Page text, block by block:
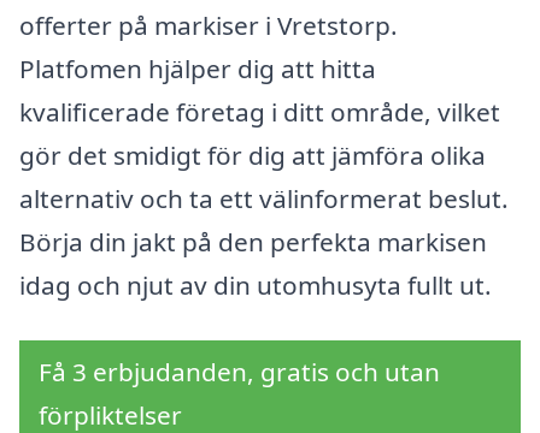
offerter på markiser i Vretstorp.
Platfomen hjälper dig att hitta
kvalificerade företag i ditt område, vilket
gör det smidigt för dig att jämföra olika
alternativ och ta ett välinformerat beslut.
Börja din jakt på den perfekta markisen
idag och njut av din utomhusyta fullt ut.
Få 3 erbjudanden, gratis och utan
förpliktelser